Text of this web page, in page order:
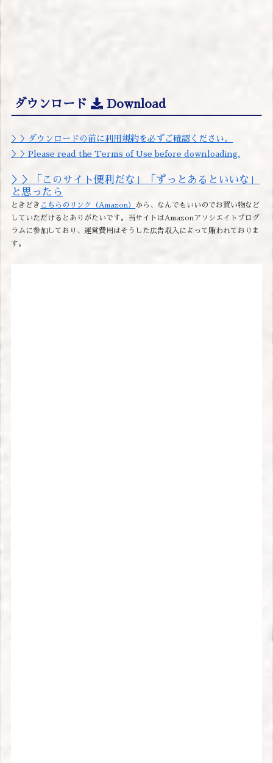
ダウンロード Download
＞＞ダウンロードの前に利用規約を必ずご確認ください。
＞＞Please read the Terms of Use before downloading.
＞＞「このサイト便利だな」「ずっとあるといいな」
と思ったら
ときどき こちらのリンク（Amazon）
から、なんでもいいのでお買い物など
していただけるとありがたいです。当サイトはAmazonアソシエイトプログ
ラムに参加しており、運営費用はそうした広告収入によって賄われておりま
す。